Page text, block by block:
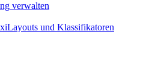
verwalten
und Klassifikatoren